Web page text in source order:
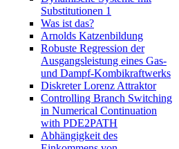
Substitutionen 1
Was ist das?
Arnolds Katzenbildung
Robuste Regression der
Ausgangsleistung eines Gas-
und Dampf-Kombikraftwerks
Diskreter Lorenz Attraktor
Controlling Branch Switching
in Numerical Continuation
with PDE2PATH
Abhängigkeit des